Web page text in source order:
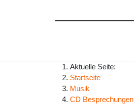
Aktuelle Seite:
Startseite
Musik
CD Besprechungen